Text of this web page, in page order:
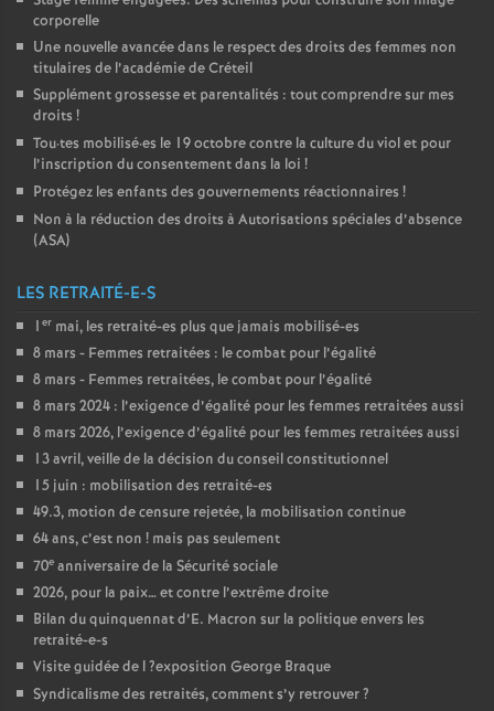
corporelle
Une nouvelle avancée dans le respect des droits des femmes non
titulaires de l’académie de Créteil
Supplément grossesse et parentalités : tout comprendre sur mes
droits !
Tou·tes mobilisé·es le 19 octobre contre la culture du viol et pour
l’inscription du consentement dans la loi !
Protégez les enfants des gouvernements réactionnaires !
Non à la réduction des droits à Autorisations spéciales d’absence
(ASA)
LES RETRAITÉ-E-S
1 er mai, les retraité-es plus que jamais mobilisé-es
8 mars - Femmes retraitées : le combat pour l’égalité
8 mars - Femmes retraitées, le combat pour l’égalité
8 mars 2024 : l’exigence d’égalité pour les femmes retraitées aussi
8 mars 2026, l’exigence d’égalité pour les femmes retraitées aussi
13 avril, veille de la décision du conseil constitutionnel
15 juin : mobilisation des retraité-es
49.3, motion de censure rejetée, la mobilisation continue
64 ans, c’est non ! mais pas seulement
70e anniversaire de la Sécurité sociale
2026, pour la paix… et contre l’extrême droite
Bilan du quinquennat d’E. Macron sur la politique envers les
retraité-e-s
Visite guidée de l?exposition George Braque
Syndicalisme des retraités, comment s’y retrouver?